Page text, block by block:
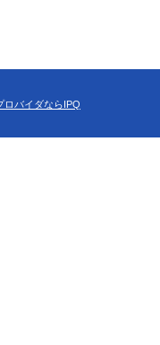
ロバイダならIPQ